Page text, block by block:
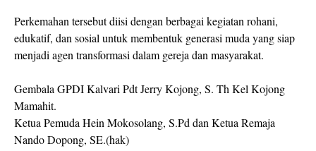
Perkemahan tersebut diisi dengan berbagai kegiatan rohani,
edukatif, dan sosial untuk membentuk generasi muda yang siap
menjadi agen transformasi dalam gereja dan masyarakat.
Gembala GPDI Kalvari Pdt Jerry Kojong, S. Th Kel Kojong
Mamahit.
Ketua Pemuda Hein Mokosolang, S.Pd dan Ketua Remaja
Nando Dopong, SE.(hak)